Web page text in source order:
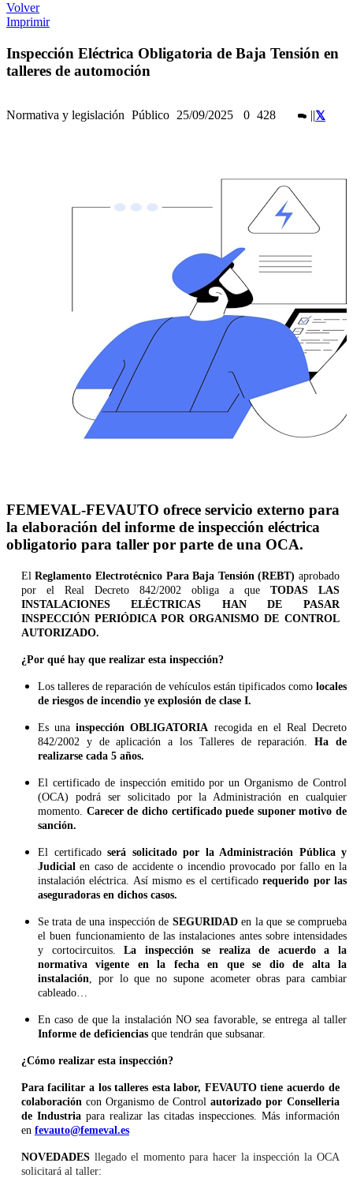
Volver
Imprimir
Inspección Eléctrica Obligatoria de Baja Tensión en
talleres de automoción
Normativa y legislación Público 25/09/2025 0 428
FEMEVAL-FEVAUTO ofrece servicio externo para
la elaboración del informe de inspección eléctrica
obligatorio para taller por parte de una OCA.
ElReglamento Electrotécnico Para Baja Tensión (REBT) aprobado
por el Real Decreto
842/2002 obliga a que TODAS LAS
INSTALACIONES ELÉCTRICAS HAN DE PASAR
INSPECCIÓN PERIÓDICA POR ORGANISMO DE CONTROL
AUTORIZADO.
¿Por qué hay que realizar esta inspección?
Los talleres de reparación de vehículos están tipificados como locales
de riesgos de incendio ye explosión de clase I.
Es unainspección OBLIGATORIA recogida en el Real Decreto
842/2002 y de aplicación a los Talleres de reparación.Ha de
realizarse cada 5 años.
El certificado de inspección emitido por un Organismo de Control
(OCA) podrá ser solicitado por la Administración en cualquier
momento. Carecer de dicho certificado puede suponer motivo de
sanción.
El certificado será solicitado por la Administración Pública y
Judicial en caso de accidente o incendio provocado por fallo en la
instalación eléctrica. Así mismo es el certificadorequerido por las
aseguradoras en dichos casos.
Se trata de una inspección de SEGURIDADen la que se comprueba
el buen funcionamiento de las instalaciones antes sobre intensidades
y cortocircuitos.La inspección se realiza de acuerdo a la
normativa vigente en la fecha en que se dio de alta la
instalación , por lo que no supone acometer obras para cambiar
cableado…
En caso de que la instalación NO sea favorable, se entrega al taller
Informe de deficiencias que tendrán que subsanar.
¿Cómo realizar esta inspección?
Para facilitar a los talleres esta labor, FEVAUTO tiene acuerdo de
colaboración con Organismo de Controlautorizado por Conselleria
de Industriapara realizar las citadas inspecciones. Más información
en fevauto@femeval.es
NOVEDADES llegado el momento para hacer la inspección la OCA
solicitará al taller: